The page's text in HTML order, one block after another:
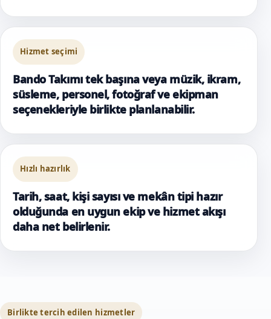
Hizmet seçimi
Bando Takımı tek başına veya müzik, ikram,
süsleme, personel, fotoğraf ve ekipman
seçenekleriyle birlikte planlanabilir.
Hızlı hazırlık
Tarih, saat, kişi sayısı ve mekân tipi hazır
olduğunda en uygun ekip ve hizmet akışı
daha net belirlenir.
Birlikte tercih edilen hizmetler